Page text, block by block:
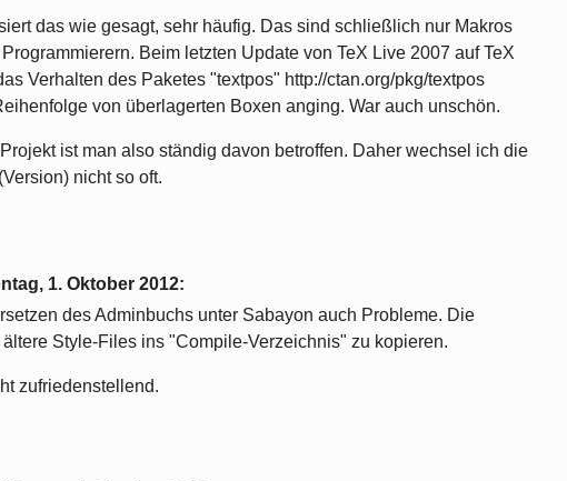
das wie gesagt, sehr häufig. Das sind schließlich nur Makros
Beim letzten Update von TeX Live 2007 auf TeX
Verhalten des Paketes "textpos" http://ctan.org/pkg/textpos
von überlagerten Boxen anging. War auch unschön.
ist man also ständig davon betroffen. Daher wechsel ich die
nicht so oft.
1. Oktober 2012:
des Adminbuchs unter Sabayon auch Probleme. Die
Style-Files ins "Compile-Verzeichnis" zu kopieren.
zufriedenstellend.